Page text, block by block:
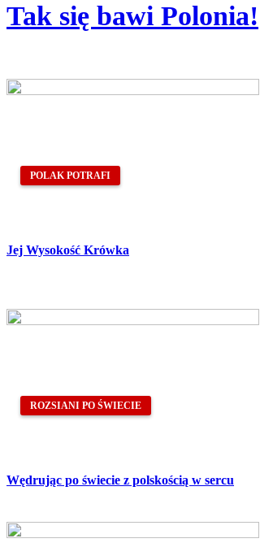
Tak się bawi Polonia!
POLAK POTRAFI
Jej Wysokość Krówka
ROZSIANI PO ŚWIECIE
Wędrując po świecie z polskością w sercu